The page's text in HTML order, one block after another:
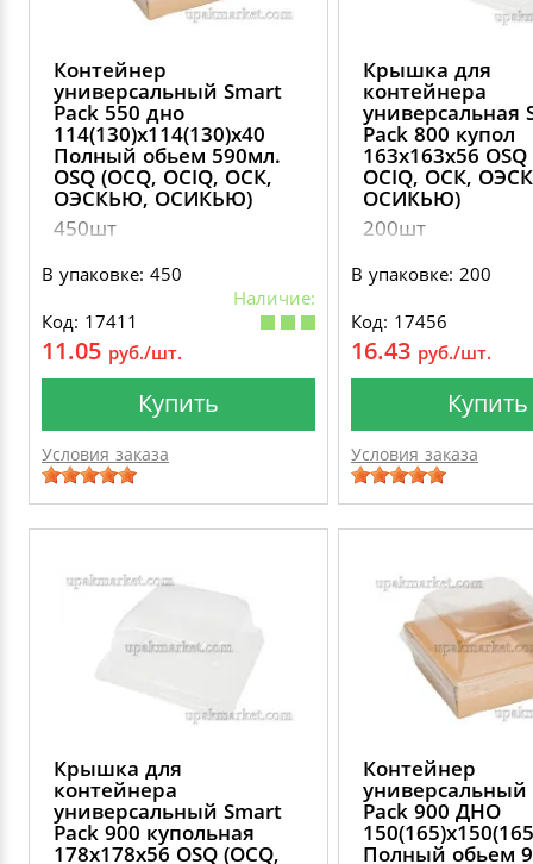
Контейнер
универсальный Smart
Pack 550 дно
114(130)х114(130)х40
Полный обьем 590мл.
OSQ (OCQ, OCIQ, ОСК,
ОЭСКЬЮ, ОСИКЬЮ)
450шт
В упаковке: 450
Наличие:
Код: 17411
11.05 руб./шт.
Купить
Условия заказа
Крышка для
контейнера
универсальная
Pack 800 купол
163х163х56 OSQ
OCIQ, ОСК,
ОСИКЬЮ)
200шт
В упаковке: 200
Код: 17456
16.43 руб./шт.
Купить
Условия заказа
Крышка для
контейнера
универсальный Smart
Pack 900 купольная
178х178х56 OSQ (OCQ,
Контейнер
универсальный
Pack 900 ДНО
Полный обьем